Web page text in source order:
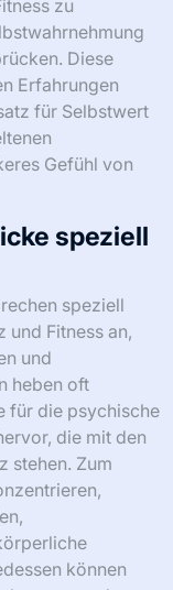
und die
oft
Anekdoten,
einige
beim Aufbau
sie
die darauf
zu
Diese
Erfahrungen
für Selbstwert
Gefühl von
speziell
speziell
Fitness an,
und